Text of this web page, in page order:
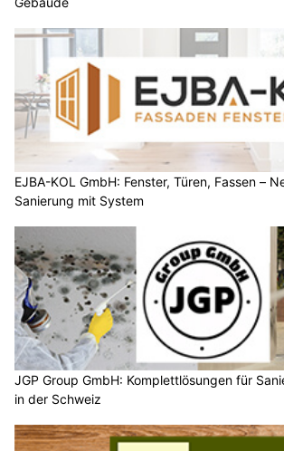
EJBA-KOL GmbH: Fenster, Türen, Fassen –
Sanierung mit System
JGP Group GmbH: Komplettlösungen für
in der Schweiz